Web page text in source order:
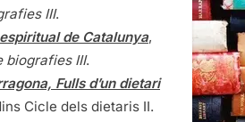
III.
de Catalunya,
biografies III.
Fulls d’un dietari
Cicle dels dietaris II.